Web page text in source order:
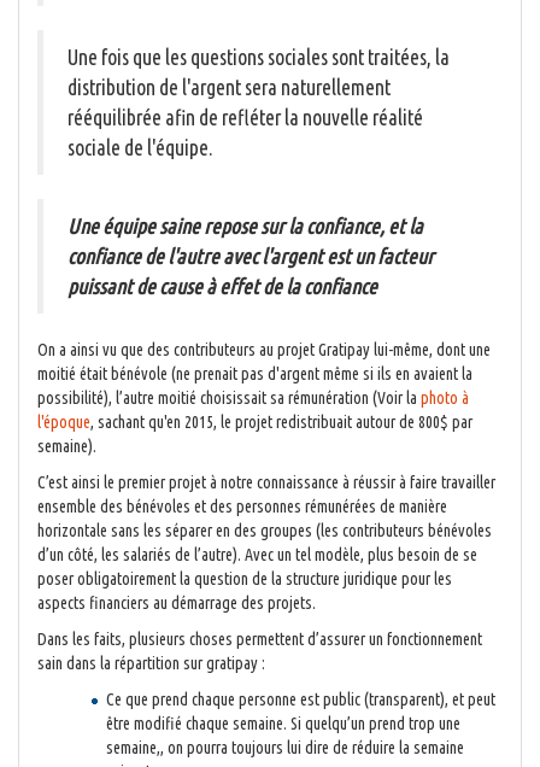
Une fois que les questions sociales sont traitées, la
distribution de l'argent sera naturellement
rééquilibrée afin de refléter la nouvelle réalité
sociale de l'équipe.
Une équipe saine repose sur la confiance, et la
confiance de l'autre avec l'argent est un facteur
puissant de cause à effet de la confiance
On a ainsi vu que des contributeurs au projet Gratipay lui-même, dont une
moitié était bénévole (ne prenait pas d'argent même si ils en avaient la
possibilité), l’autre moitié choisissait sa rémunération (Voir la photo à
l'époque, sachant qu'en 2015, le projet redistribuait autour de 800$ par
semaine).
C’est ainsi le premier projet à notre connaissance à réussir à faire travailler
ensemble des bénévoles et des personnes rémunérées de manière
horizontale sans les séparer en des groupes (les contributeurs bénévoles
d’un côté, les salariés de l’autre). Avec un tel modèle, plus besoin de se
poser obligatoirement la question de la structure juridique pour les
aspects financiers au démarrage des projets.
Dans les faits, plusieurs choses permettent d’assurer un fonctionnement
sain dans la répartition sur gratipay :
Ce que prend chaque personne est public (transparent), et peut
être modifié chaque semaine. Si quelqu’un prend trop une
semaine,, on pourra toujours lui dire de réduire la semaine